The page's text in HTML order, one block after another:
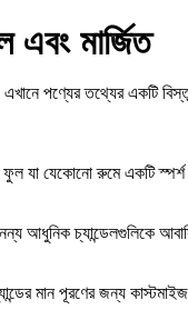
এবং মার্জিত
পণ্যের তথ্যের একটি
ফুল যা যেকোনো রুমে একটি
আধুনিক চ্যান্ডেলগুলিকে
মান পূরণের জন্য